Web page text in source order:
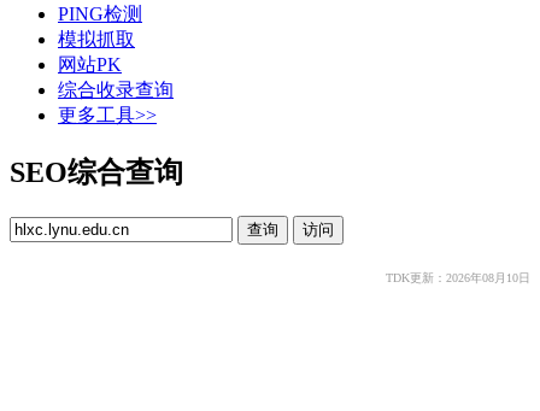
PING检测
模拟抓取
网站PK
综合收录查询
更多工具>>
SEO综合查询
TDK更新：2026年08月10日